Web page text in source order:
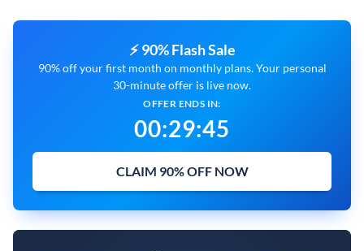
⚡ 90% Flash Sale
90% off your first month on monthly plans. Your personal
30-minute offer is live now.
OFFER ENDS IN:
00:29:44
CLAIM 90% OFF NOW